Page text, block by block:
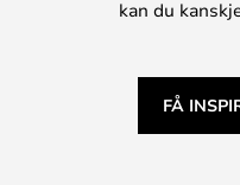
kan du
FÅ